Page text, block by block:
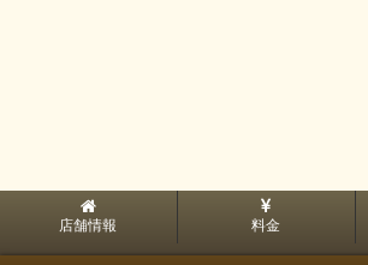
店舗情報 料金